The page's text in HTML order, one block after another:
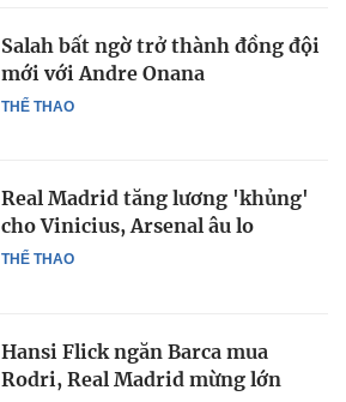
THỂ THAO
Salah bất ngờ trở thành đồng đội
mới với Andre Onana
THỂ THAO
Real Madrid tăng lương 'khủng'
cho Vinicius, Arsenal âu lo
Hansi Flick ngăn Barca mua
Rodri, Real Madrid mừng lớn